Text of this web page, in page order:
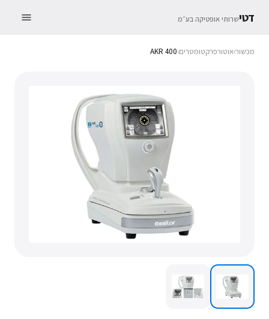
דטישרותי אופטיקה בע״מ
מכשור›אוטורפרקטומטרים›
AKR 400